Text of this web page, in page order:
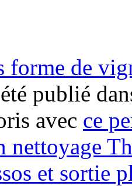
forme de
publié
avec ce
nettoyage
et sortie